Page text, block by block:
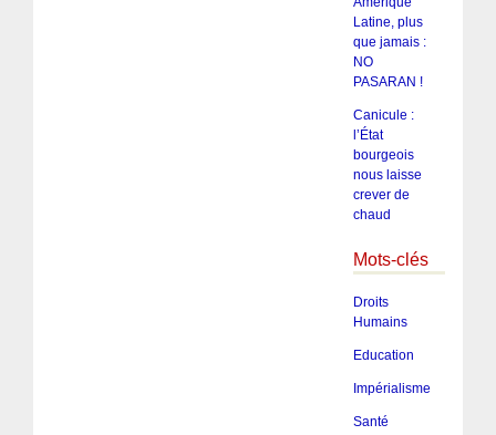
Latine, plus
que jamais :
NO
PASARAN !
Canicule :
l’État
bourgeois
nous laisse
crever de
chaud
Mots-clés
Droits
Humains
Education
Impérialisme
Santé